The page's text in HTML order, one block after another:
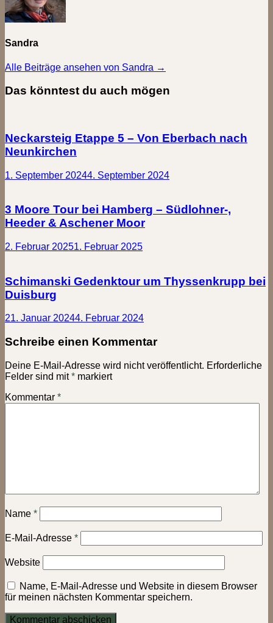
Sandra
Alle Beiträge ansehen von Sandra →
Das könntest du auch mögen
Neckarsteig Etappe 5 – Von Eberbach nach
Neunkirchen
1. September 20244. September 2024
3 Moore Tour bei Hamberg – Südlohner-,
Heeder & Aschener Moor
2. Februar 20251. Februar 2025
Schimanski Gedenktour um Thyssenkrupp bei
Duisburg
21. Januar 20244. Februar 2024
Schreibe einen Kommentar
Deine E-Mail-Adresse wird nicht veröffentlicht. Erforderliche
Felder sind mit* markiert
Kommentar *
Name *
E-Mail-Adresse *
Website
Name, E-Mail-Adresse und Website in diesem Browser
für meinen nächsten Kommentar speichern.